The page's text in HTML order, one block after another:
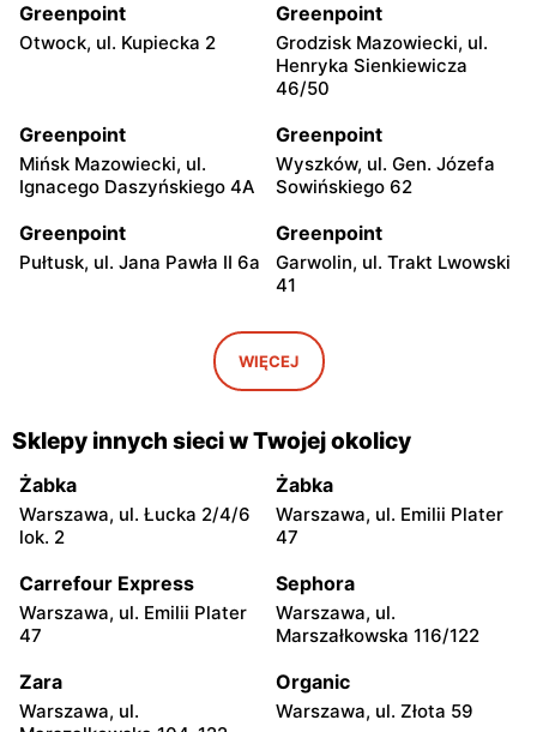
Greenpoint
Otwock, ul. Kupiecka 2
Greenpoint
Grodzisk Mazowiecki, ul.
Henryka Sienkiewicza
46/50
Greenpoint
Mińsk Mazowiecki, ul.
Ignacego Daszyńskiego 4A
Greenpoint
Wyszków, ul. Gen. Józefa
Sowińskiego 62
Greenpoint
Pułtusk, ul. Jana Pawła II 6a
Greenpoint
Garwolin, ul. Trakt Lwowski
41
Płońsk, ul. Grunwaldzka 11
Greenpoint
Skierniewice, ul.
Jagiellońska 8/16
Greenpoint
Rawa Mazowiecka al.
Konstytucji 3 Maja 2
Greenpoint
Łowicz, ul. Władysława
Broniewskiego 5-11
Greenpoint
5
Greenpoint
Chłopskich 18
Greenpoint
Piłsudskiego 74
Greenpoint
22
Greenpoint Greenpoint
WIĘCEJ
Sklepy innych sieci w Twojej okolicy
Żabka
Warszawa, ul. Łucka 2/4/6
lok. 2
Żabka
Warszawa, ul. Emilii Plater
47
Carrefour Express
Warszawa, ul. Emilii Plater
47
Sephora
Warszawa, ul.
Marszałkowska 116/122
Zara
Warszawa, ul.
Organic
Warszawa, ul. Złota 59